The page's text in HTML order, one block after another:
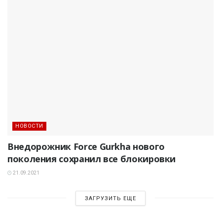
НОВОСТИ
Внедорожник Force Gurkha нового
поколения сохранил все блокировки
21.09.2021
ЗАГРУЗИТЬ ЕЩЕ